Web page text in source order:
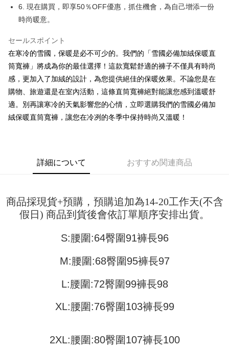
説明
【OP Pay Later 使用説明】
加の申請なしで即時に利用可能です。
的に OP Pay Later の取引プロセスに移行し、携帯番号を確認後、分割払
いの回数や支払い期限を選択し、支払いを確認すると取引が完了します。
3. 実際の承認額、分割回数および費用については、後続の取引確認ページ
を基準とします。
4. 注文成立後30分以内に確認取引を行わない場合や審査が通過しない場
合、注文は自動的にキャンセルされます。「転専審査」に未通過の状況が
内容についての説明はいたしかねます。
1. 分割払いの金額は電信請求書に統合されず、「OP Pay Later」は毎月の
締め日後に支払いリマインダーのSMSを送信します。
2. SMSのリンクを通じて請求書を開いた後、「コンビニバーコード／台湾
【注意事項】
1. 本サービスは「台湾大哥大株式会社」（以下「当社」といいます）によ
って提供され、ユーザーが取引時に本サービスを通じて商品やサービスを
購入できるようにし、店舗が売買／分割払い売買の債権を当社に譲渡した
2. 「OP Pay Later」を利用する契約関係の目的から、店舗はあなたの個人
情報（名前、電話または住所を含む）を台湾大哥大に提供し、収集、処理
および利用するために、当社があなた本人と分割請求書に必要な情報の確
認、照合および修正を行います。
https://oppay.tw/userRule
説明
一、 AFTEE代金後払いについて
ウが表示されます。
2.SMSで認証してお支払い手続を進めてください。
3.注文するときのお支払いは不要です。商品はご指定の住所に配送されま
す。
4.ご注文が完了すると、携帯に支払い通知のSMSが届きます。アプリ会員
の場合は、AFTEE アプリプッシュ通知が届きます。
代金納付期限は最短で 14 日以内ですので、ご注意ください。AFTEE アプ
お支払期限は、ショップが請求した期日と、AFTEEで延長できる日数をも
とに計算されます。AFTEEで注文すると、商品を受け取るまで支払い期限
を延長できますが、商品を期限内に受け取れない場合があります（例：予
わらず、AFTEEで指定された期限内にお支払いください。
1.初回 AFTEEを ご利用の際に、認証結果及び当社の審査の結果に基づ
2.決済金額は最低NT$20です。
3.現在、台湾の会員のみご利用いただけます。
三、利用規約「AFTEE代金後払い」（以下当サービスという）はネットプ
の氏名、電話番号、受取人の氏名、電話番号、受取人住所を含むがこれに
限らない）は、AFTEEに渡され当サービスで必要な範囲内で利用されま
ATM払い
配送方法
全家取貨付款
配送毎にNT$45
7-11取貨付款
付款 後7-11取貨
配送毎にNT$45、NT$499以上で送料無料
配送毎にNT$70、NT$499以上で送料無料
6. 現在購買，即享50％OFF優惠，抓住機會，為自己增添一份
時尚暖意。
セールスポイント
在寒冷的雪國，保暖是必不可少的。我們的「雪國必備加絨保暖直
筒寬褲」將成為你的最佳選擇！這款寬鬆舒適的褲子不僅具有時尚
感，更加入了加絨的設計，為您提供絕佳的保暖效果。不論您是在
購物、旅遊還是在室內活動，這條直筒寬褲絕對能讓您感到溫暖舒
適。別再讓寒冷的天氣影響您的心情，立即選購我們的雪國必備加
絨保暖直筒寬褲，讓您在冷冽的冬季中保持時尚又溫暖！
詳細について おすすめ関連商品
商品採現貨+預購，預購追加為14-20工作天(不含
假日) 商品到貨後會依訂單順序安排出貨。
S:腰圍:64臀圍91褲長96
M:腰圍:68臀圍95褲長97
L:腰圍:72臀圍99褲長98
XL:腰圍:76臀圍103褲長99
2XL:腰圍:80臀圍107褲長100